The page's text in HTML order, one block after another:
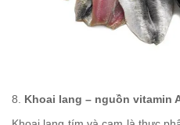
8. Khoai lang – nguồn vitamin